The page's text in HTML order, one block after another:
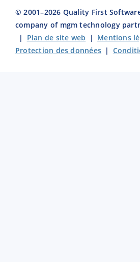
© 2001–2026 Quality First
company of mgm technology
| Plan de site web | Mentions
Protection des données |